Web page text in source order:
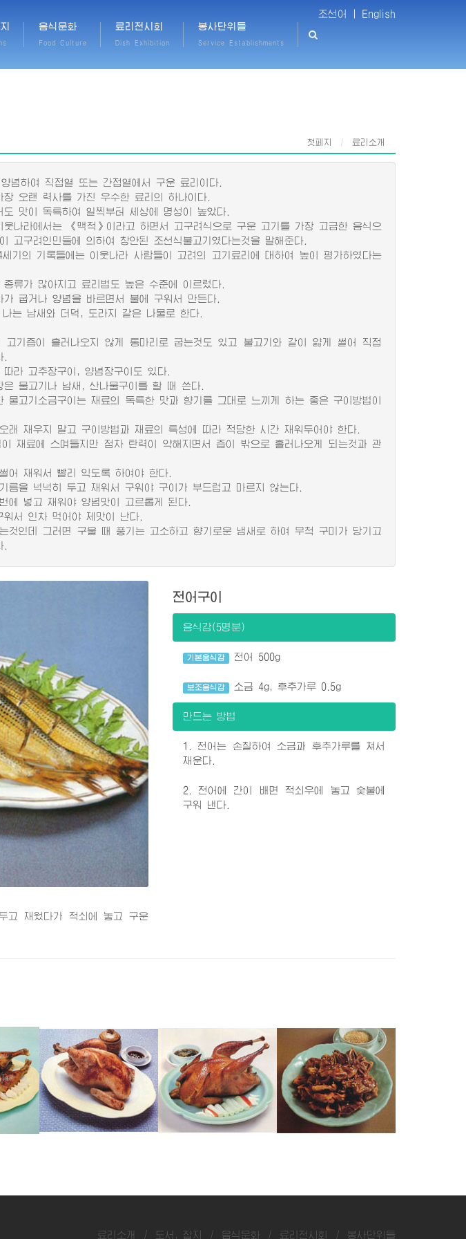
조선어 | English
음식문화
Food Culture
료리전시회
Dish Exhibition
봉사단위들
Service Establishments
첫페지 료리소개
하여 직접열 또는 간접열에서 구운 료리이다.
오랜 력사를 가진 우수한 료리의 하나이다.
맛이 독특하여 일찍부터 세상에 명성이 높았다.
나라에서는 《맥적》이라고 하면서 고구려식으로 구운 고기를 가장 고급한 음식으
고구려인민들에 의하여 창안된 조선식불고기였다는것을 말해준다.
기의 기록들에는 이웃나라 사람들이 고려의 고기료리에 대하여 높이 평가하였다는
류가 많아지고 료리법도 높은 수준에 이르렀다.
굽거나 양념을 바르면서 불에 구워서 만든다.
는 남새와 더덕, 도라지 같은 나물로 한다.
기즙이 흘러나오지 않게 통마리로 굽는것도 있고 불고기와 같이 얇게 썰어 직접
.
라 고추장구이, 양념장구이도 있다.
물고기나 남새, 산나물구이를 할 때 쓴다.
고기소금구이는 재료의 독특한 맛과 향기를 그대로 느끼게 하는 좋은 구이방법이
재우지 말고 구이방법과 재료의 특성에 따라 적당한 시간 재워두어야 한다.
재료에 스며들지만 점차 탄력이 약해지면서 즙이 밖으로 흘러나오게 되는것과 관
재워서 빨리 익도록 하여야 한다.
을 넉넉히 두고 재워서 구워야 구이가 부드럽고 마르지 않는다.
넣고 재워야 양념맛이 고르롭게 된다.
서 인차 먹어야 제맛이 난다.
인데 그러면 구울 때 풍기는 고소하고 향기로운 냄새로 하여 무척 구미가 당기고
.
고 재웠다가 적쇠에 놓고 구운
전어구이
음식감(5명분)
기본음식감 전어 500g
보조음식감 소금 4g, 후추가루 0.5g
만드는 방법
1. 전어는 손질하여 소금과 후추가루를 쳐서
재운다.
2. 전어에 간이 배면 적쇠우에 놓고 숯불에
구워 낸다.
료리소개 / 도서, 잡지 / 음식문화 / 료리전시회 / 봉사단위들